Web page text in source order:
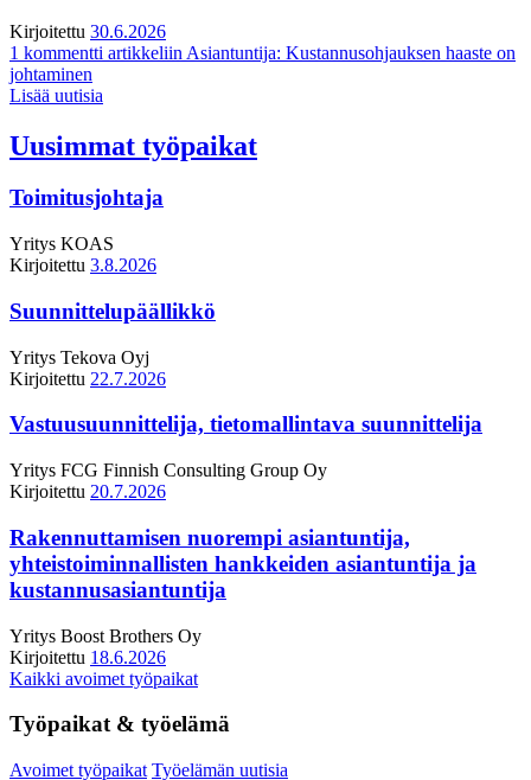
Kirjoitettu 30.6.2026
1 kommentti artikkeliin Asiantuntija: Kustannusohjauksen haaste on
johtaminen
Lisää uutisia
Uusimmat työpaikat
Toimitusjohtaja
Yritys KOAS
Kirjoitettu 3.8.2026
Suunnittelupäällikkö
Yritys Tekova Oyj
Kirjoitettu 22.7.2026
Vastuusuunnittelija, tietomallintava suunnittelija
Yritys FCG Finnish Consulting Group Oy
Kirjoitettu 20.7.2026
Rakennuttamisen nuorempi asiantuntija,
yhteistoiminnallisten hankkeiden asiantuntija ja
kustannusasiantuntija
Yritys Boost Brothers Oy
Kirjoitettu 18.6.2026
Kaikki avoimet työpaikat
Työpaikat & työelämä
Avoimet työpaikat Työelämän uutisia